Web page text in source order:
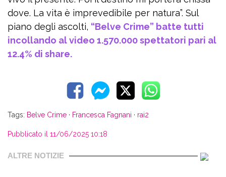
dove. La vita è imprevedibile per natura”. Sul
piano degli ascolti, “Belve Crime” batte tutti
incollando al video 1.570.000 spettatori pari al
12.4% di share.
Tags: Belve Crime · Francesca Fagnani · rai2
Pubblicato il 11/06/2025 10:18
ALTRE NOTIZIE